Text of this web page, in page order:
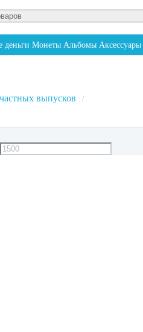
деньги Монеты Альбомы Аксессуары
выпусков /